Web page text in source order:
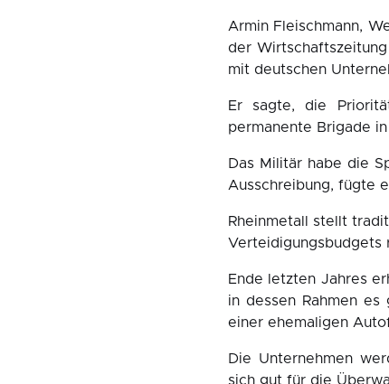
Armin Fleischmann,
der
mit deutschen
Er sagte, die
permanente Brigade
Das Militär habe die
Ausschreibung, fügte
Rheinmetall stellt
Verteidigungsbudgets
Ende letzten Jahres
in dessen Rahmen
einer ehemaligen
Die Unternehmen
sich gut für die